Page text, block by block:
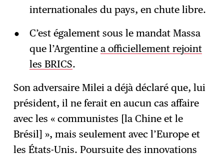
internationales du pays, en chute libre.
C’est également sous le mandat Massa
que l’Argentine a officiellement rejoint
les BRICS.
Son adversaire Milei a déjà déclaré que, lui
président, il ne ferait en aucun cas affaire
avec les « communistes [la Chine et le
Brésil] », mais seulement avec l’Europe et
les États-Unis. Poursuite des innovations